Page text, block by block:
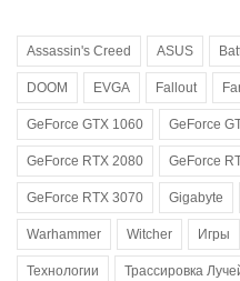
Assassin's Creed ASUS
DOOM EVGA Fallout
GeForce GTX 1060 GeForce
GeForce RTX 2080 GeForce
GeForce RTX 3070 Gigabyte
Warhammer Witcher Игры
Технологии Трассировка